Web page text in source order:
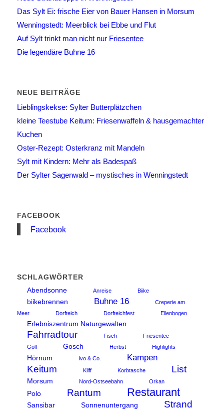
Das Sylt Ei: frische Eier von Bauer Hansen in Morsum
Wenningstedt: Meerblick bei Ebbe und Flut
Auf Sylt trinkt man nicht nur Friesentee
Die legendäre Buhne 16
NEUE BEITRÄGE
Lieblingskekse: Sylter Butterplätzchen
kleine Teestube Keitum: Friesenwaffeln & hausgemachter
Kuchen
Oster-Rezept: Osterkranz mit Mandeln
Sylt mit Kindern: Mehr als Badespaß
Der Sylter Sagenwald – mystisches in Wenningstedt
FACEBOOK
Facebook
SCHLAGWÖRTER
Abendsonne
Anreise Biike
biikebrennen Buhne 16
Creperie am
Meer
Dorfteich Dorfteichfest Ellenbogen
Erlebniszentrum Naturgewalten
Fahrradtour Fisch
Friesentee
Golf
Gosch Herbst Highlights
Hörnum Ivo & Co. Kampen
Keitum Kliff Korbtasche List
Morsum Nord-Ostseebahn Orkan
Polo Rantum Restaurant
Sansibar Sonnenuntergang Strand